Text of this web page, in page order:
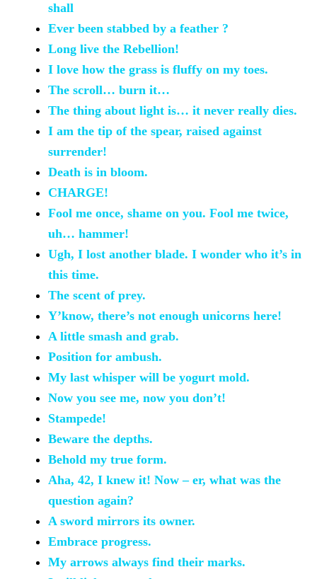
shall
Ever been stabbed by a feather ?
Long live the Rebellion!
I love how the grass is fluffy on my toes.
The scroll… burn it…
The thing about light is… it never really dies.
I am the tip of the spear, raised against
surrender!
Death is in bloom.
CHARGE!
Fool me once, shame on you. Fool me twice,
uh… hammer!
Ugh, I lost another blade. I wonder who it’s in
this time.
The scent ofprey.
Y’know, there’s not enough unicorns here!
A little smash and grab.
Position for ambush.
My last whisper will be yogurt mold.
Now you see me, now you don’t!
Stampede!
Beware the depths.
Behold my true form.
Aha, 42, I knew it! Now – er, what was the
question again?
A sword mirrors its owner.
Embrace progress.
My arrows always find their marks.